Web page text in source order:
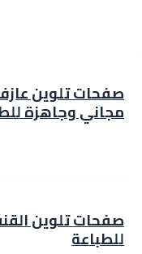
صفحات تلوين
مجاني وجاهزة
صفحات تلوين
للطباعة